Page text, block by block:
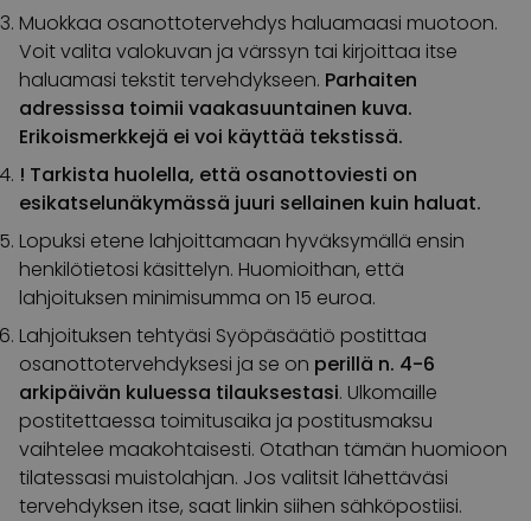
Muokkaa osanottotervehdys haluamaasi muotoon.
Voit valita valokuvan ja värssyn tai kirjoittaa itse
haluamasi tekstit tervehdykseen. Parhaiten
adressissa toimii vaakasuuntainen kuva.
Erikoismerkkejä ei voi käyttää tekstissä.
! Tarkista huolella, että osanottoviesti on
esikatselunäkymässä juuri sellainen kuin haluat.
Lopuksi etene lahjoittamaan hyväksymällä ensin
henkilötietosi käsittelyn. Huomioithan, että
lahjoituksen minimisumma on 15 euroa.
Lahjoituksen tehtyäsi Syöpäsäätiö postittaa
osanottotervehdyksesi ja se on perillä n. 4-6
arkipäivän kuluessa tilauksestasi. Ulkomaille
postitettaessa toimitusaika ja postitusmaksu
vaihtelee maakohtaisesti. Otathan tämän huomioon
tilatessasi muistolahjan. Jos valitsit lähettäväsi
tervehdyksen itse, saat linkin siihen sähköpostiisi.